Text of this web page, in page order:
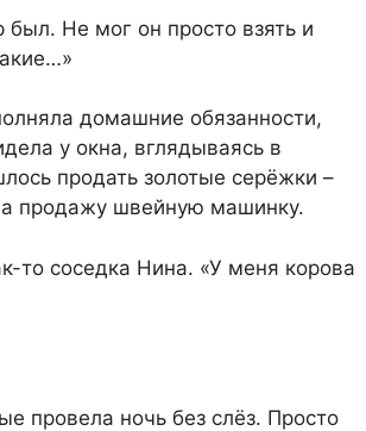
Не мог он просто взять и
домашние обязанности,
у окна, вглядываясь в
продать золотые серёжки –
продажу швейную машинку.
то соседка Нина. «У меня корова
провела ночь без слёз. Просто